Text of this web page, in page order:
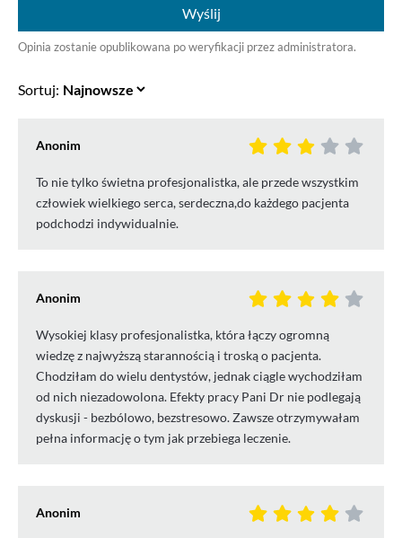
Wyślij
Opinia zostanie opublikowana po weryfikacji przez administratora.
Sortuj:
Anonim
To nie tylko świetna profesjonalistka, ale przede wszystkim
człowiek wielkiego serca, serdeczna,do każdego pacjenta
podchodzi indywidualnie.
Anonim
Wysokiej klasy profesjonalistka, która łączy ogromną
wiedzę z najwyższą starannością i troską o pacjenta.
Chodziłam do wielu dentystów, jednak ciągle wychodziłam
od nich niezadowolona. Efekty pracy Pani Dr nie podlegają
dyskusji - bezbólowo, bezstresowo. Zawsze otrzymywałam
pełna informację o tym jak przebiega leczenie.
Anonim